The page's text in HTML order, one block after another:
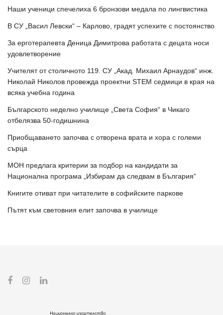
Наши ученици спечелиха 6 бронзови медала по лингвистика
В СУ „Васил Левски“ – Карлово, градят успехите с постоянство
За ерготерапевта Деница Димитрова работата с децата носи
удовлетворение
Учителят от столичното 119. СУ „Акад. Михаил Арнаудов“ инж.
Николай Николов провежда проектни STEM седмици в края на
всяка учебна година
Българското неделно училище „Света София“ в Чикаго
отбелязва 50-годишнина
Приобщаването започва с отворена врата и хора с големи
сърца
МОН предлага критерии за подбор на кандидати за
Национална програма „Избирам да следвам в България“
Книгите отиват при читателите в софийските паркове
Пътят към световния елит започва в училище